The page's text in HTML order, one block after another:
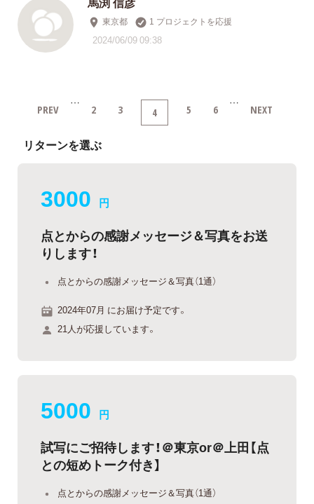
東京都 1 プロジェクトを応援
2024/06/09 09:38
PREV … 2 3 4 5 6 … NEXT
リターンを選ぶ
3000 円
点とからの感謝メッセージ＆写真をお送
りします！
点とからの感謝メッセージ＆写真（1通）
2024年07月 にお届け予定です。
21人が応援しています。
5000 円
試写にご招待します！＠東京or＠上田【点
との短めトーク付き】
点とからの感謝メッセージ＆写真（1通）